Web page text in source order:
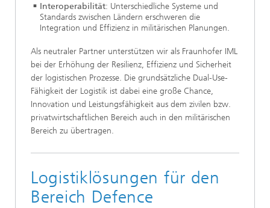
Interoperabilität: Unterschiedliche Systeme und
Standards zwischen Ländern erschweren die
Integration und Effizienz in militärischen Planungen.
Als neutraler Partner unterstützen wir als Fraunhofer IML
bei der Erhöhung der Resilienz, Effizienz und Sicherheit
der logistischen Prozesse. Die grundsätzliche Dual-Use-
Fähigkeit der Logistik ist dabei eine große Chance,
Innovation und Leistungsfähigkeit aus dem zivilen bzw.
privatwirtschaftlichen Bereich auch in den militärischen
Bereich zu übertragen.
Logistiklösungen für den
Bereich Defence